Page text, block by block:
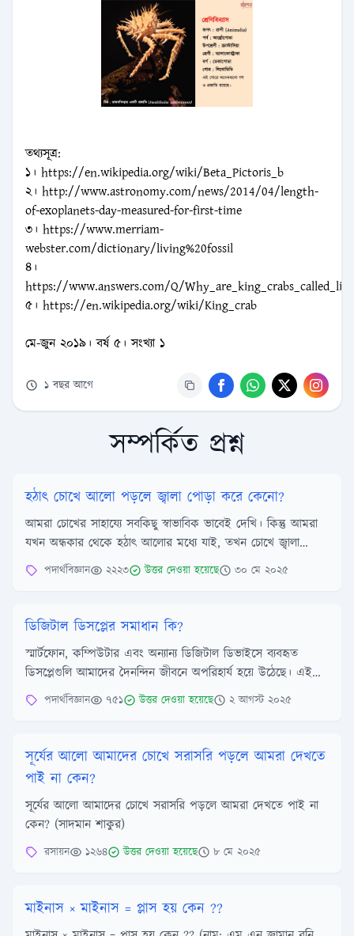
তথ্যসূত্র:
১। https://en.wikipedia.org/wiki/Beta_Pictoris_b
২। http://www.astronomy.com/news/2014/04/length-
of-exoplanets-day-measured-for-first-time
৩। https://www.merriam-
webster.com/dictionary/living%20fossil
৪।
https://www.answers.com/Q/
৫। https://en.wikipedia.org/wiki/King_crab
মে-জুন ২০১৯। বর্ষ ৫। সংখ্যা ১
১ বছর আগে
সম্পর্কিত প্রশ্ন
হঠাৎ চোখে আলো পড়লে জ্বালা পোড়া করে কেনো?
আমরা চোখের সাহায্যে সবকিছু স্বাভাবিক ভাবেই দেখি। কিন্তু আমরা
যখন অন্ধকার থেকে হঠাৎ আলোর মধ্যে যাই, তখন চোখে জ্বালা
অনুভব হয়।কিছুক্ষণ পর আবার স্বাভাবি...
পদার্থবিজ্ঞান ২২২৩ উত্তর দেওয়া হয়েছে ৩০ মে ২০২৫
ডিজিটাল ডিসপ্লের সমাধান কি?
স্মার্টফোন, কম্পিউটার এবং অন্যান্য ডিজিটাল ডিভাইসে ব্যবহৃত
ডিসপ্লেগুলি আমাদের দৈনন্দিন জীবনে অপরিহার্য হয়ে উঠেছে। এই
ডিভাইসগুলোর স্ক্রিন থেকে নির্গত আ...
পদার্থবিজ্ঞান ৭৫১ উত্তর দেওয়া হয়েছে ২ আগস্ট ২০২৫
সূর্যের আলো আমাদের চোখে সরাসরি পড়লে আমরা দেখতে
পাই না কেন?
সূর্যের আলো আমাদের চোখে সরাসরি পড়লে আমরা দেখতে পাই না
কেন? (সাদমান শাকুর)
রসায়ন ১২৬৪ উত্তর দেওয়া হয়েছে ৮ মে ২০২৫
মাইনাস × মাইনাস = প্লাস হয় কেন ??